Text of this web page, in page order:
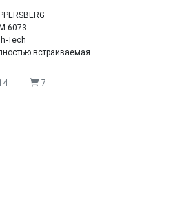
6073
Tech
встраиваемая
7